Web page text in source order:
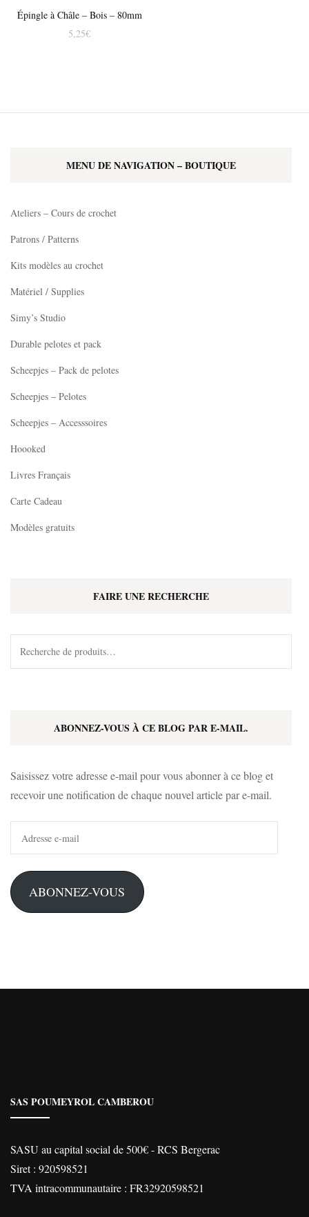
Épingle à Châle – Bois – 80mm
5,25€
plusieurs
options
être
la
MENU DE NAVIGATION – BOUTIQUE
Ateliers – Cours de crochet
Patrons / Patterns
Kits modèles au crochet
Matériel / Supplies
Simy’s Studio
Durable pelotes et pack
Scheepjes – Pack de pelotes
Scheepjes – Pelotes
Scheepjes – Accesssoires
Hoooked
Livres Français
Carte Cadeau
Modèles gratuits
FAIRE UNE RECHERCHE
ABONNEZ-VOUS À CE BLOG PAR E-MAIL.
Saisissez votre adresse e-mail pour vous abonner à ce blog et
recevoir une notification de chaque nouvel article par e-mail.
mail
ABONNEZ-VOUS
SAS POUMEYROL CAMBEROU
SASU au capital social de 500€ - RCS Bergerac
Siret : 920598521
TVA intracommunautaire : FR32920598521